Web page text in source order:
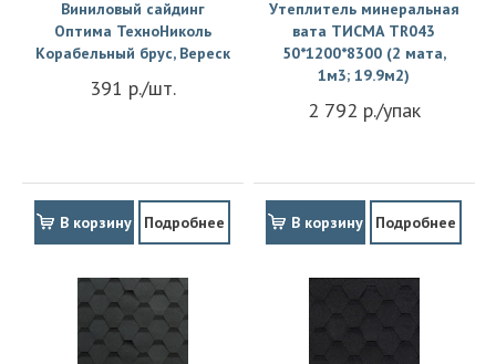
Виниловый сайдинг
Оптима ТехноНиколь
Корабельный брус, Вереск
391 р./шт.
В корзину Подробнее
Утеплитель минеральная
вата ТИСМА TR043
50*1200*8300 (2 мата,
1м3; 19.9м2)
2 792 р./упак
В корзину Подробнее